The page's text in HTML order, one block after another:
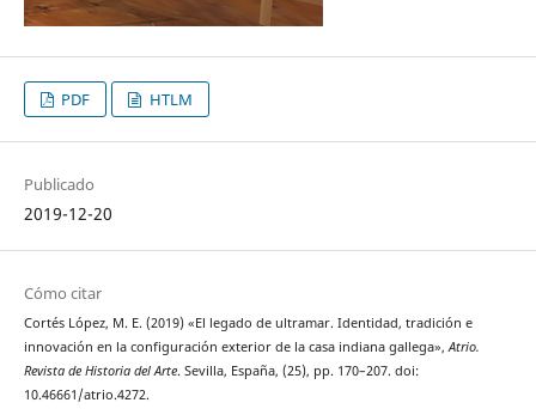
PDF HTLM
Publicado
2019-12-20
Cómo citar
Cortés López, M. E. (2019) «El legado de ultramar. Identidad, tradición e
innovación en la configuración exterior de la casa indiana gallega»,Atrio.
Revista de Historia del Arte. Sevilla, España, (25), pp. 170–207. doi:
10.46661/atrio.4272.